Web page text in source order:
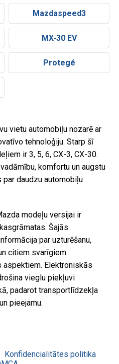
Mazdaspeed3
MX-30 EV
Protegé
vietu automobiļu nozarē ar
tehnoloģiju. Starp šī
ir 3, 5, 6, CX-3, CX-30.
komfortu un augstu
daudzu automobiļu
modeļu versijai ir
Šajās
par uzturēšanu,
citiem svarīgiem
Elektroniskās
vieglu piekļuvi
padarot transportlīdzekļa
pieejamu.
Konfidencialitātes politika